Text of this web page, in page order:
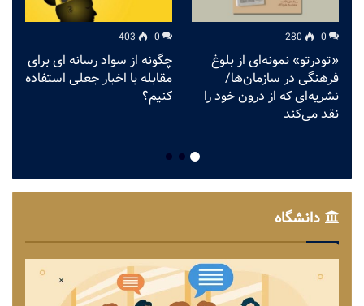
0
280
«تودرتو» نمونه‌ای از بلوغ
فرهنگی در سازمان‌ها/
نشریه‌ای که از درون خود را
نقد می‌کند
0
403
چگونه از سواد رسانه ای برای
مقابله با اخبار جعلی استفاده
کنیم؟
دانشگاه